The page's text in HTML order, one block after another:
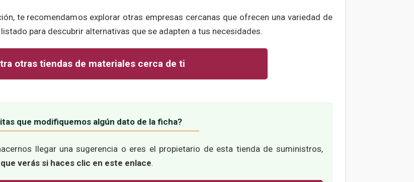
te recomendamos explorar otras empresas cercanas que ofrecen una variedad de
para descubrir alternativas que se adapten a tus necesidades.
otras tiendas de materiales cerca de ti
que modifiquemos algún dato de la ficha?
llegar una sugerencia o eres el propietario de esta tienda de suministros,
verás si haces clic en este enlace.